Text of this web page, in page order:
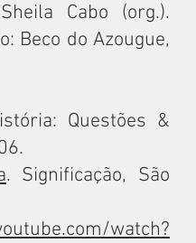
Cabo (org.).
Beco do Azougue,
Questões &
. Significação, São
watch?